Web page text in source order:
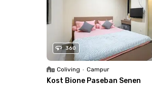
360
Coliving • Campur
Kost Bione Paseban Senen